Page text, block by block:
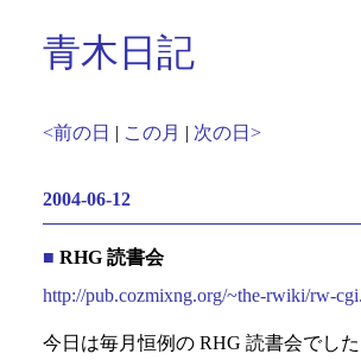
青木日記
<前の日 | この月 | 次の日>
2004-06-12
■ RHG 読書会
http://pub.cozmixng.org/~the-rwiki/rw-
今日は毎月恒例の RHG 読書会でし